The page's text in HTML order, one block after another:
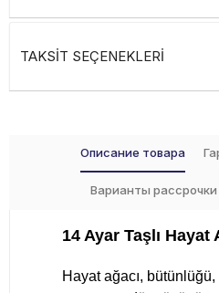
TAKSİT SEÇENEKLERİ
Описание товара
Варианты рассрочки
14 Ayar Taşlı Hayat
Hayat ağacı, bütünlüğü,